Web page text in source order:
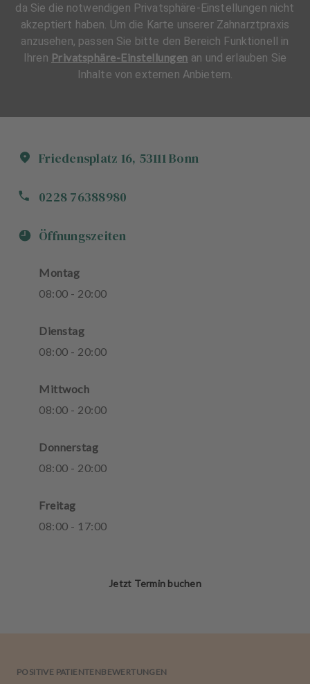
Friedensplatz 16, 53111Bonn
0228 76388980
Öffnungszeiten
Montag
08:00 - 20:00
Dienstag
08:00 - 20:00
Mittwoch
08:00 - 20:00
Donnerstag
08:00 - 20:00
Freitag
08:00 - 17:00
da Sie die notwendigen Privatsphäre-Einstellungen nicht
akzeptiert haben. Um die Karte unserer Zahnarztpraxis
anzusehen, passen Sie bitte den Bereich Funktionell in
Ihren Privatsphäre-Einstellungen an und erlauben Sie
Inhalte von externen Anbietern.
Jetzt Termin buchen
POSITIVE PATIENTENBEWERTUNGEN